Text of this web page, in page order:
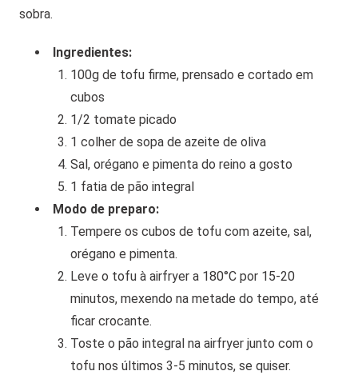
sobra.
Ingredientes:
100g de tofu firme, prensado e cortado em
cubos
1/2 tomate picado
1 colher de sopa de azeite de oliva
Sal, orégano e pimenta do reino a gosto
1 fatia de pão integral
Modo de preparo:
Tempere os cubos de tofu com azeite, sal,
orégano e pimenta.
Leve o tofu à airfryer a 180°C por 15-20
minutos, mexendo na metade do tempo, até
ficar crocante.
Toste o pão integral na airfryer junto com o
tofu nos últimos 3-5 minutos, se quiser.